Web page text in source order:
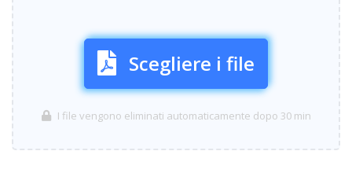
Scegliere i file
I file vengono eliminati automaticamente dopo 30 min